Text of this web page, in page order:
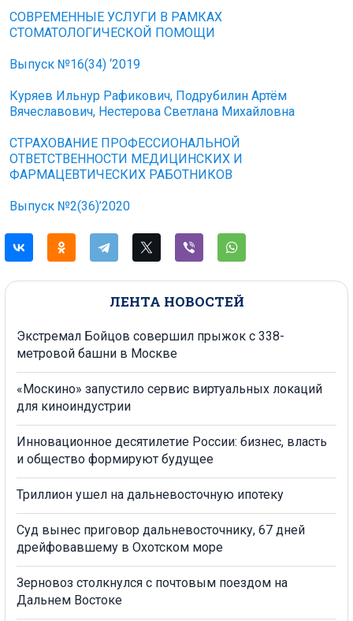
ЛЕНТА НОВОСТЕЙ
Экстремал Бойцов совершил прыжок с 338-
метровой башни в Москве
«Москино» запустило сервис виртуальных локаций
для киноиндустрии
Инновационное десятилетие России: бизнес, власть
и общество формируют будущее
Триллион ушел на дальневосточную ипотеку
Суд вынес приговор дальневосточнику, 67 дней
дрейфовавшему в Охотском море
Зерновоз столкнулся с почтовым поездом на
Дальнем Востоке
СОВРЕМЕННЫЕ УСЛУГИ В РАМКАХ
СТОМАТОЛОГИЧЕСКОЙ ПОМОЩИ
Выпуск №16(34) ‘2019
Куряев Ильнур Рафикович, Подрубилин Артём
Вячеславович, Нестерова Светлана Михайловна
СТРАХОВАНИЕ ПРОФЕССИОНАЛЬНОЙ
ОТВЕТСТВЕННОСТИ МЕДИЦИНСКИХ И
ФАРМАЦЕВТИЧЕСКИХ РАБОТНИКОВ
Выпуск №2(36)’2020